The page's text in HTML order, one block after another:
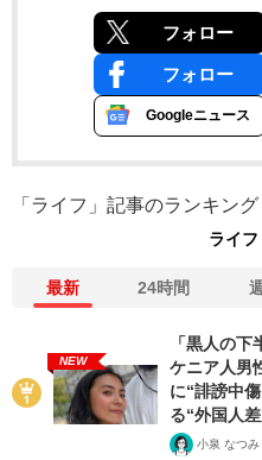
フォロー
フォロー
Googleニュース
「ライフ」記事のランキング
ライフ
最新 24時間
NEW
「黒人の
ケニア人男
に“誹謗中
る“外国人
小泉 なつみ